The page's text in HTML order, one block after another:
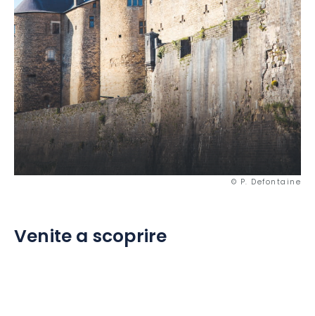
© P. Defontaine
Venite a scoprire